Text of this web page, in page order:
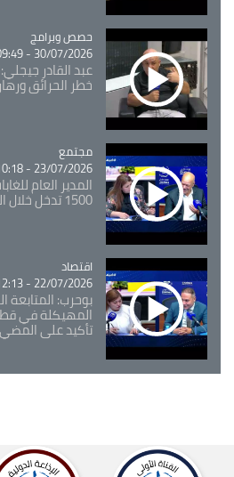
Catégorie
حصص وبرامج
30/07/2026 - 09:49
عبد القادر
خطر الحرائق
Catégorie
مجتمع
23/07/2026 - 10:18
1500 تدخل خلال الموسم الحالي
Catégorie
اقتصاد
22/07/2026 - 12:13
بوحرب: المتابعة
المهيكلة في
تأكيد على المضي